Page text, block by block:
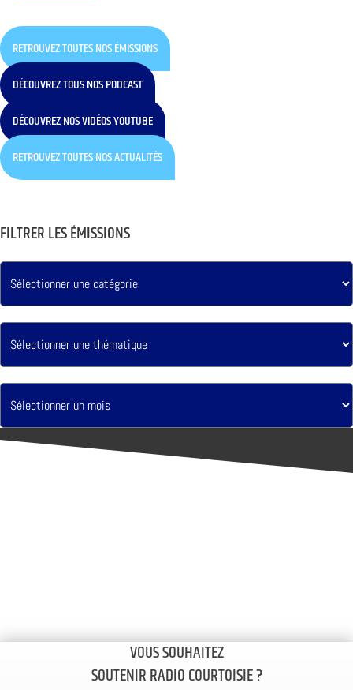
RETROUVEZ TOUTES NOS ÉMISSIONS
DÉCOUVREZ TOUS NOS PODCAST
DÉCOUVREZ NOS VIDÉOS YOUTUBE
RETROUVEZ TOUTES NOS ACTUALITÉS
FILTRER LES ÉMISSIONS
VOUS SOUHAITEZ
SOUTENIR RADIO COURTOISIE ?